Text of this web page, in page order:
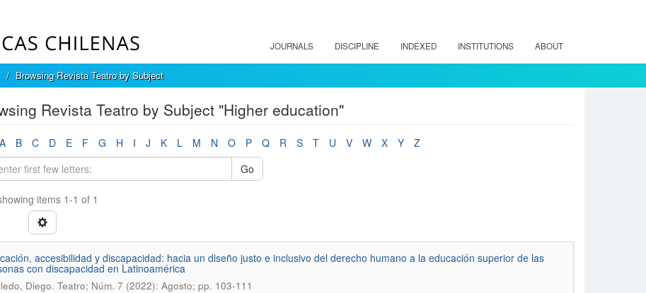
JOURNALS DISCIPLINE INDEXED INSTITUTIONS ABOUT
Browsing Revista Teatro by Subject
Revista Teatro by Subject "Higher education"
A B C D E F G H I J K L M N O P Q R S T U V W X Y
Z
Go
items 1-1 of 1
accesibilidad y discapacidad: hacia un diseño justo e inclusivo del derecho humano a la educación superior de las
con discapacidad en Latinoamérica
Diego. Teatro; Núm. 7 (2022): Agosto; pp. 103-111